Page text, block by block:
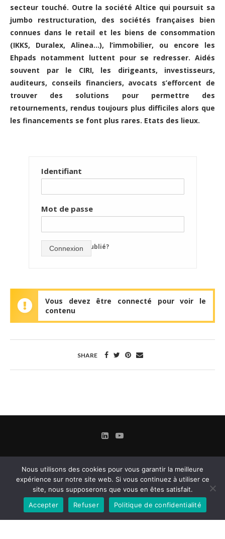
secteur touché. Outre la société Altice qui poursuit sa
jumbo restructuration, des sociétés françaises bien
connues dans le retail et les biens de consommation
(IKKS, Duralex, Alinea…), l’immobilier, ou encore les
Ehpads notamment luttent pour se redresser. Aidés
souvent par le CIRI, les dirigeants, investisseurs,
auditeurs, conseils financiers, avocats s’efforcent de
trouver des solutions pour permettre des
retournements, rendus toujours plus difficiles alors que
les financements se font plus rares. Etats des lieux.
Identifiant
Mot de passe
mot de passe oublié?
Connexion
Vous devez être connecté pour voir le
contenu
SHARE
Contact
Mentions légales
Nous utilisons des cookies pour vous garantir la meilleure
expérience sur notre site web. Si vous continuez à utiliser ce
site, nous supposerons que vous en êtes satisfait.
Accepter
Refuser Politique de confidentialité